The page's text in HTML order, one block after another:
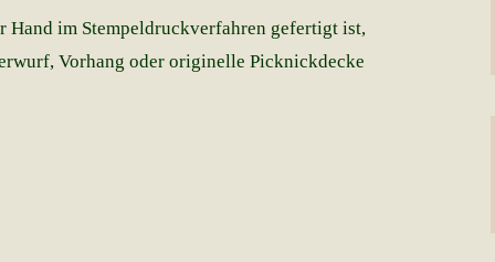
Hand im Stempeldruckverfahren gefertigt ist,
Vorhang oder originelle Picknickdecke